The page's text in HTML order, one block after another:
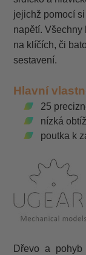
jejichž pomocí
napětí. Všechny
na klíčích, či
sestavení.
Hlavní
25
nízká
poutka k
Dřevo a